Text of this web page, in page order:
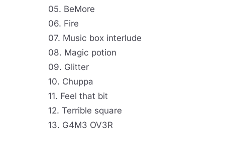
05. BeMore
06. Fire
07. Music box interlude
08. Magic potion
09. Glitter
10. Chuppa
11. Feel that bit
12. Terrible square
13. G4M3 OV3R